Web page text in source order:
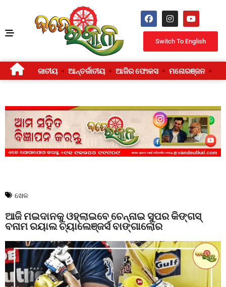
Switch To English
ଜାତୀୟ ଆନ୍ତର୍ଜାତୀୟ ଆଜିର ଫୋକସ ମନୋରଞ୍ଜନ
ଖେଳ
ଆଜି ମଇଦାନକୁ ଓହ୍ଲାଇବେ ଚେନ୍ନାଇ ସୁପର କିଙ୍ଗସ୍
ବନାମ ରୟାଲ ଚ୍ୟାଲେଞ୍ଜର୍ସ ବାଙ୍ଗାଲୋର